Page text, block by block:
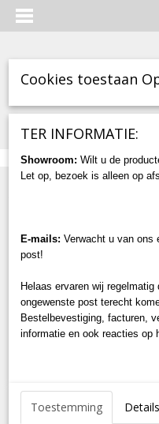
Home> Accessoires>
Cookies toestaan
TER INFORMATIE:
Showroom: Wilt u de
Let op, bezoek is alleen op
E-mails: Verwacht u van ons
post!
Helaas ervaren wij
ongewenste post terecht
Bestelbevestiging, facturen,
informatie en ook reacties op
Toestemming Details